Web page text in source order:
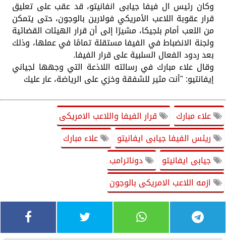
وكان رئيس ال فيفا جيابى انفانيتو، قد عقب على تعليق
قرار عقوبة اللاعب الأمريكي فولارين بالوجون، حتى يتمكن
من اللعب أمام بلجيكا، مشيرًا إلى أن قرار الهيئات القضائية
ولجنة الانضباط في الفيفا مستقلة تمامًا في عملها، وذلك
بعد ردود الفعال السلبية على قرار الفيفا.
وقال علاء مبارك في رسالته اللاذعة التي وجهها لجياني
إيفانتيو: "أنت مثير للشفقة وخزي على الرياضة، عار عليك
علاء مبارك
قرار الفيفا واللاعب الامريكى
ريئس الفيفا جيابى ايفانيتو
علاء مبارك
جيابى ايفانيتو
دوناترامب
ازمه اللاعب الامريكى بالوجون